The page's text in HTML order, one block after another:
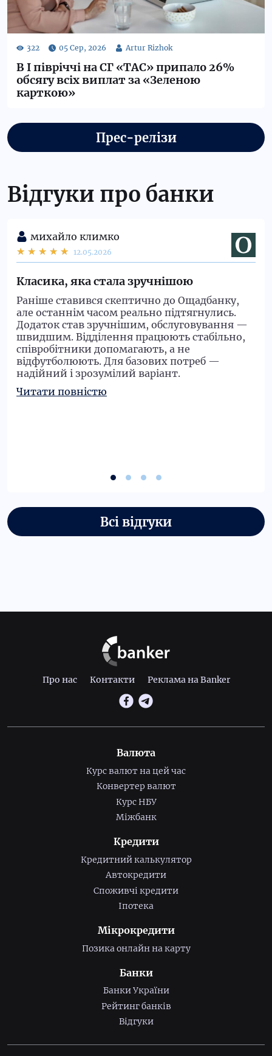
В І півріччі на СГ «ТАС» припало 26%
обсягу всіх виплат за «Зеленою
карткою»
Прес-релізи
Відгуки про банки
михайло климко
12.05.2026
Класика, яка стала зручнішою
Раніше ставився скептично до Ощадбанку,
але останнім часом реально підтягнулись.
Додаток став зручнішим, обслуговування —
швидшим. Відділення працюють стабільно,
співробітники допомагають, а не
відфутболюють. Для базових потреб —
надійний і зрозумілий варіант.
Всі відгуки
Про нас Контакти Реклама на Banker
Валюта
Курс валют на цей час
Конвертер валют
Курс НБУ
Міжбанк
Кредити
Кредитний калькулятор
Автокредити
Споживчі кредити
Іпотека
Мікрокредити
Позика онлайн на карту
Банки
Банки України
Рейтинг банків
Відгуки